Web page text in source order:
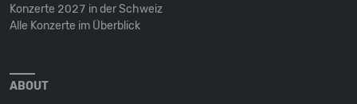
Konzerte 2027 in der Schweiz
Alle Konzerte im Überblick
ABOUT